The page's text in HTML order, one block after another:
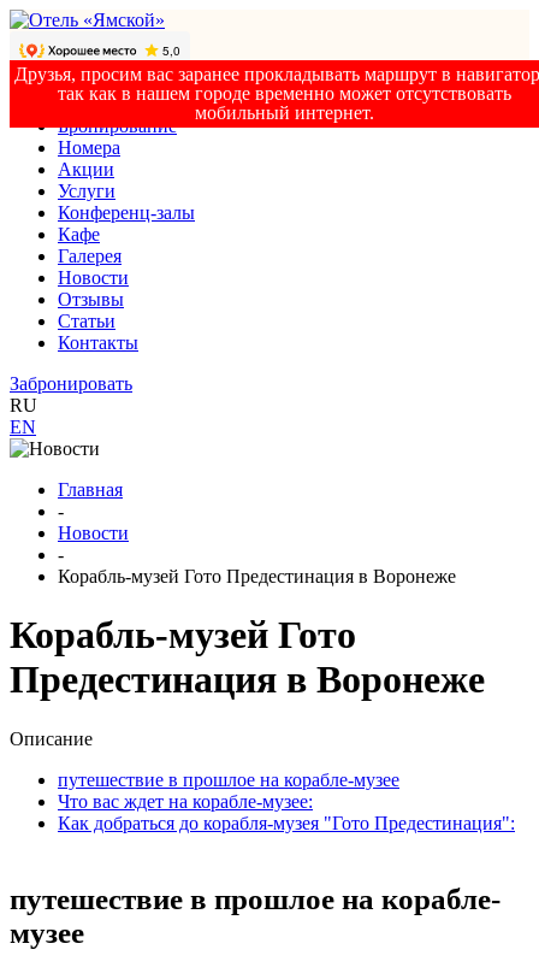
Друзья, просим вас заранее прокладывать маршрут в
так как в нашем городе временно может отсутствовать
мобильный интернет.
Бронирование
Номера
Акции
Услуги
Конференц-залы
Кафе
Галерея
Новости
Отзывы
Статьи
Контакты
Забронировать
RU
EN
Главная
-
Новости
-
Корабль-музей Гото Предестинация в Воронеже
Корабль-музей Гото
Предестинация в Воронеже
Описание
путешествие в прошлое на корабле-музее
Что вас ждет на корабле-музее:
Как добраться до корабля-музея "Гото Предестинация":
путешествие в прошлое на корабле-
музее